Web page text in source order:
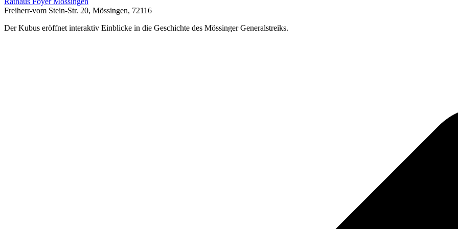
Freiherr-vom Stein-Str. 20, Mössingen, 72116
Der Kubus eröffnet interaktiv Einblicke in die Geschichte des Mössinger Generalstreiks.